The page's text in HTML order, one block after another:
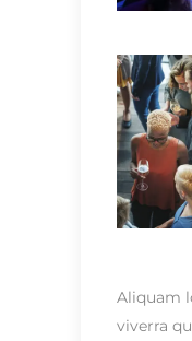
Aliquam
viverra